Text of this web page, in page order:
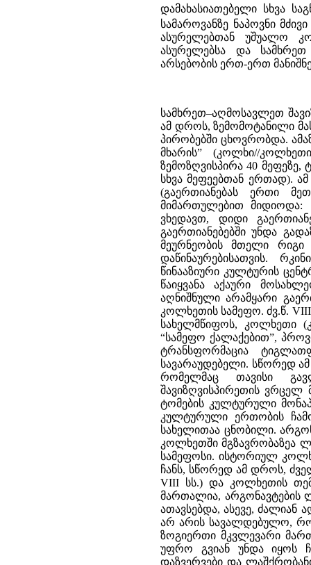
დამახასიათებელი სხვა
სამაროვანზე ნაპოვნი
ასურელებთან უშუალო
ასურელებსა და
არსებობის ერთ-ერთ
სამხრეთ–აღმოსავლეთ
ამ დროს, ზემომოტანილი
პირობებში ცხოვრობდა.
მხარის” (კოლხი//
ზემოზღვისპირა 40
სხვა მეფეებთან ერთად).
(გაერთიანებას ერთი
მიმართულებით მიდიოდა:
ვხედავთ, დიდი
გაერთიანებებში უნდა
მეურნეობის მთელი რიგი
დაწინაურებისათვის.
წინააზიური კულტურის
წაიყვანა აქაური
აღნიშნული არამყარი
კოლხეთის სამეფო. ძვ.წ.
სახელმწიფოს, კოლხეთი
“სამეფო ქალაქებით”,
ტრანსფორმაცია
სავარაუდებელი. სწორედ
რომელმაც თავისი
შავიზღვისპირეთის ვრცელ
ტომების კულტურული
კულტურული ერთობის
სახელითაა ცნობილი.
კოლხეთში მგზავრობაზეა
სამეფოსი. ისტორიულ
ჩანს, სწორედ ამ დროს,
VIII სს.) და კოლხეთის
მართალია, არგონავტების
ათავსებდა, ასევე, ძალიან
არ არის სავალდებულო,
ზოგიერთი მკვლევარი
უფრო გვიან უნდა იყოს
დაზვერვები და